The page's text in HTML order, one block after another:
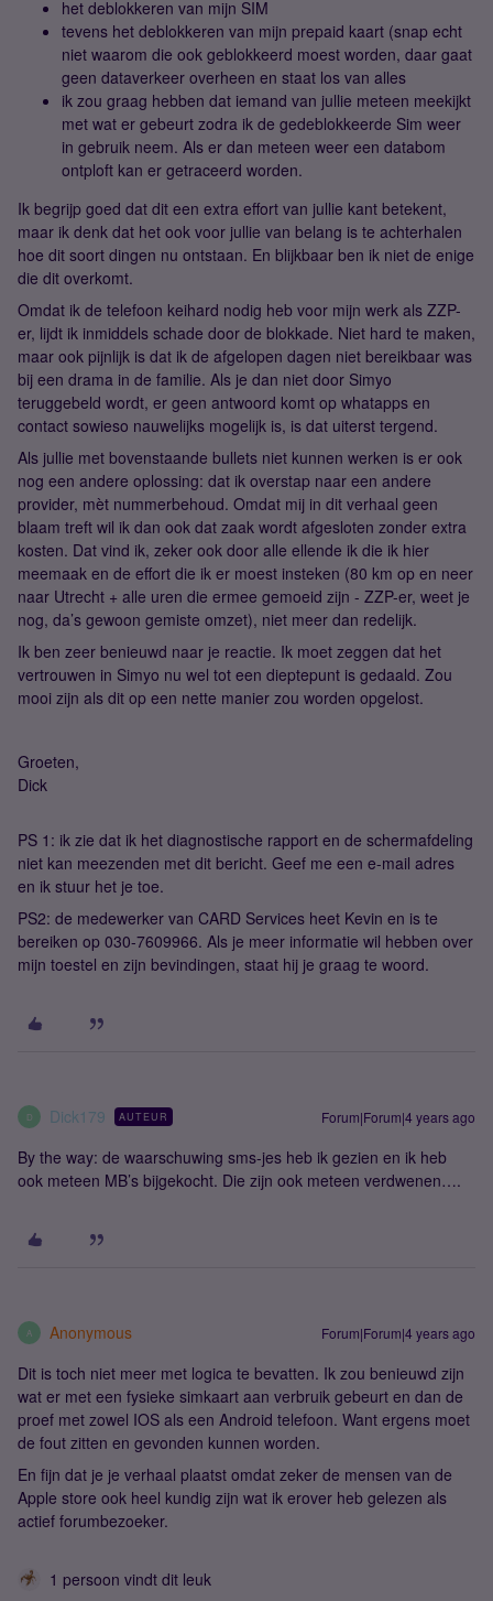
het deblokkeren van mijn SIM
tevens het deblokkeren van mijn prepaid kaart (snap echt
niet waarom die ook geblokkeerd moest worden, daar gaat
geen dataverkeer overheen en staat los van alles
ik zou graag hebben dat iemand van jullie meteen meekijkt
met wat er gebeurt zodra ik de gedeblokkeerde Sim weer
in gebruik neem. Als er dan meteen weer een databom
ontploft kan er getraceerd worden.
Ik begrijp goed dat dit een extra effort van jullie kant betekent,
maar ik denk dat het ook voor jullie van belang is te achterhalen
hoe dit soort dingen nu ontstaan. En blijkbaar ben ik niet de enige
die dit overkomt.
Omdat ik de telefoon keihard nodig heb voor mijn werk als ZZP-
er, lijdt ik inmiddels schade door de blokkade. Niet hard te maken,
maar ook pijnlijk is dat ik de afgelopen dagen niet bereikbaar was
bij een drama in de familie. Als je dan niet door Simyo
teruggebeld wordt, er geen antwoord komt op whatapps en
contact sowieso nauwelijks mogelijk is, is dat uiterst tergend.
Als jullie met bovenstaande bullets niet kunnen werken is er ook
nog een andere oplossing: dat ik overstap naar een andere
provider, mèt nummerbehoud. Omdat mij in dit verhaal geen
blaam treft wil ik dan ook dat zaak wordt afgesloten zonder extra
kosten. Dat vind ik, zeker ook door alle ellende ik die ik hier
meemaak en de effort die ik er moest insteken (80 km op en neer
naar Utrecht + alle uren die ermee gemoeid zijn - ZZP-er, weet je
nog, da’s gewoon gemiste omzet), niet meer dan redelijk.
Ik ben zeer benieuwd naar je reactie. Ik moet zeggen dat het
vertrouwen in Simyo nu wel tot een dieptepunt is gedaald. Zou
mooi zijn als dit op een nette manier zou worden opgelost.
Groeten,
Dick
PS 1: ik zie dat ik het diagnostische rapport en de schermafdeling
niet kan meezenden met dit bericht. Geef me een e-mail adres
en ik stuur het je toe.
PS2: de medewerker van CARD Services heet Kevin en is te
bereiken op 030-7609966. Als je meer informatie wil hebben over
mijn toestel en zijn bevindingen, staat hij je graag te woord.
D Dick179 AUTEUR Forum|Forum|4 years ago
By the way: de waarschuwing sms-jes heb ik gezien en ik heb
ook meteen MB’s bijgekocht. Die zijn ook meteen verdwenen….
A Anonymous Forum|Forum|4 years ago
Dit is toch niet meer met logica te bevatten. Ik zou benieuwd zijn
wat er met een fysieke simkaart aan verbruik gebeurt en dan de
proef met zowel IOS als een Android telefoon. Want ergens moet
de fout zitten en gevonden kunnen worden.
En fijn dat je je verhaal plaatst omdat zeker de mensen van de
Apple store ook heel kundig zijn wat ik erover heb gelezen als
actief forumbezoeker.
1 persoon vindt dit leuk